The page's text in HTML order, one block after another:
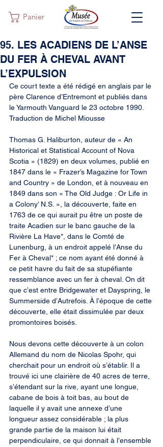
Panier
95. LES ACADIENS DE L’ANSE
DU FER À CHEVAL AVANT
L’EXPULSION
Ce court texte a été rédigé en anglais par le
père Clarence d’Entremont et publiés dans
le Yarmouth Vanguard le 23 octobre 1990.
Traduction de Michel Miousse
Thomas G. Haliburton, auteur de « An
Historical et Statistical Account of Nova
Scotia » (1829) en deux volumes, publié en
1847 dans le « Frazer’s Magazine for Town
and Country » de London, et à nouveau en
1849 dans son « The Old Judge : Or Life in
a Colony’ N.S. », la découverte, faite en
1763 de ce qui aurait pu être un poste de
traite Acadien sur le banc gauche de la
Rivière La Have*, dans le Comté de
Lunenburg, à un endroit appelé l’Anse du
Fer à Cheval* ; ce nom ayant été donné à
ce petit havre du fait de sa stupéfiante
ressemblance avec un fer à cheval. On dit
que c’est entre Bridgewater et Dayspring, le
Summerside d’Autrefois. À l’époque de cette
découverte, elle était dissimulée par deux
promontoires boisés.
Nous devons cette découverte à un colon
Allemand du nom de Nicolas Spohr, qui
cherchait pour un endroit où s’établir. Il a
trouvé ici une clairière de 40 acres de terre,
s’étendant sur la rive, ayant une longue,
cabane de bois à toit bas, au bout de
laquelle il y avait une annexe d’une
longueur assez considérable ; la plus
grande partie de la maison lui était
perpendiculaire, ce qui donnait à l’ensemble